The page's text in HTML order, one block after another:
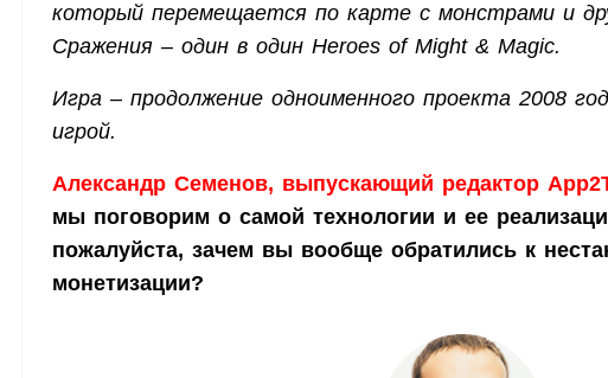
который перемещается по карте с монстрами и
Сражения – один в один Heroes of Might & Magic.
Игра – продолжение одноименного проекта 2008
игрой.
Александр Семенов, выпускающий редактор
мы поговорим о самой технологии и ее
пожалуйста, зачем вы вообще обратились к
монетизации?